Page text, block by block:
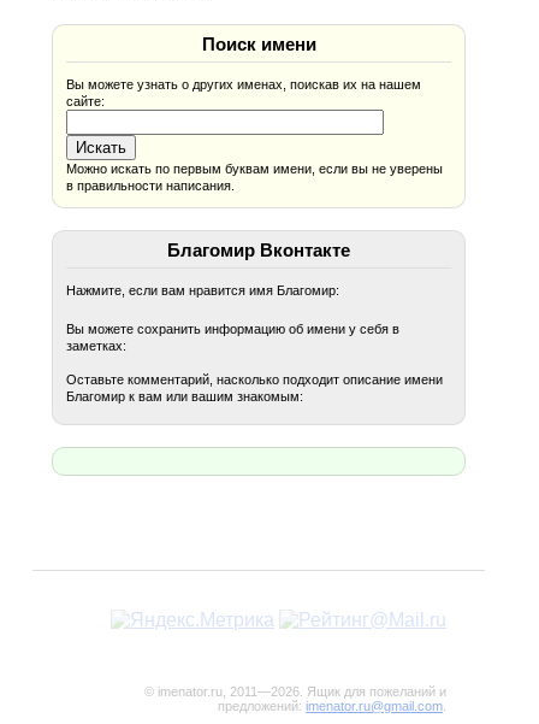
Поиск имени
Вы можете узнать о других именах, поискав их на нашем
сайте:
Можно искать по первым буквам имени, если вы не уверены
в правильности написания.
Благомир Вконтакте
Нажмите, если вам нравится имя Благомир:
Вы можете сохранить информацию об имени у себя в
заметках:
Оставьте комментарий, насколько подходит описание имени
Благомир к вам или вашим знакомым:
© imenator.ru, 2011—2026. Ящик для пожеланий и
предложений:imenator.ru@gmail.com